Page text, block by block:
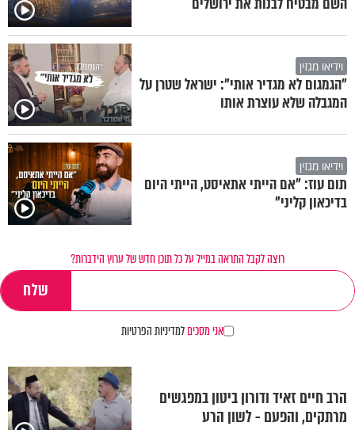
וידיאו מגזין
"הגמגום לא מגדיר אותי": ישראל שטרן על
המגבלה שלא עוצרת אותו
וידיאו מגזין
תום עוז: "אם הייתי אתאיסט, הייתי היום
בדיכאון קליני"
רוצה לקבל התראה במייל על כל תוכן חדש של ערוץ הידברות?
אני מסכיםלמדיניות הפרטיות
הרב חיים זאיד ודורון ביטון במפגשים
מרתקים, והפעם - לשון הרע